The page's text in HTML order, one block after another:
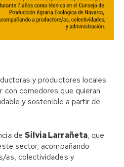
y productores locales
con comedores que quieran
y sostenible a partir de
de Silvia Larrañeta, que
sector, acompañando
as, colectividades y